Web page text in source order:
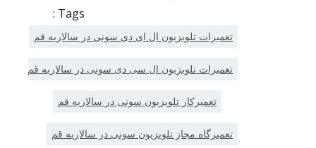
Tags :
تعمیرات تلویزیون ال ای دی سونی در سالاریه قم
تعمیرات تلویزیون ال سی دی سونی در سالاریه قم
تعمیرکار تلویزیون سونی در سالاریه قم
تعمیرگاه مجاز تلویزیون سونی در سالاریه قم